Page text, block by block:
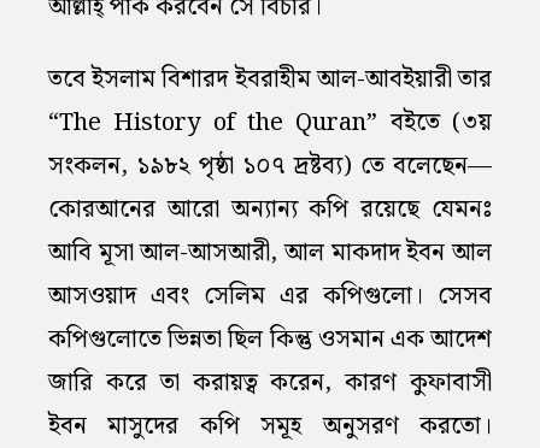
তবে ইসলাম বিশারদ ইবরাহীম আল-আবইয়ারী তার
“The History of the Quran” বইতে (৩য়
সংকলন, ১৯৮২ পৃষ্ঠা ১০৭ দ্রষ্টব্য) তে বলেছেন—
কোরআনের আরো অন্যান্য কপি রয়েছে যেমনঃ
আবি মূসা আল-আসআরী, আল মাকদাদ ইবন আল
আসওয়াদ এবং সেলিম এর কপিগুলো। সেসব
কপিগুলোতে ভিন্নতা ছিল কিন্তু ওসমান এক আদেশ
জারি করে তা করায়ত্ব করেন, কারণ কুফাবাসী
ইবন মাসুদের কপি সমূহ অনুসরণ করতো।